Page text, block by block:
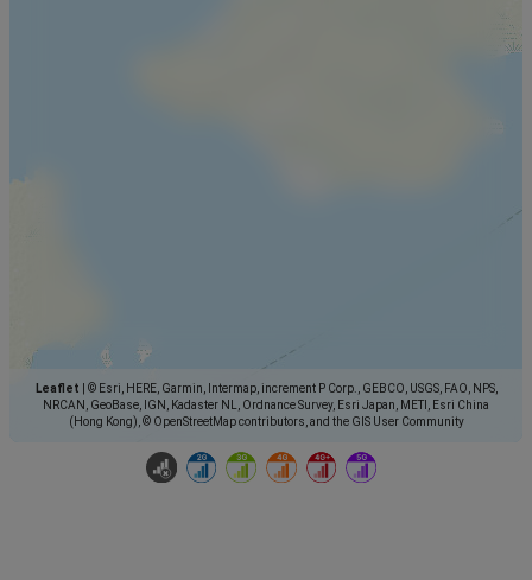
Leaflet
© Esri, HERE, Garmin, Intermap, increment P Corp., GEBCO, USGS, FAO, NPS,
NRCAN, GeoBase, IGN, Kadaster NL, Ordnance Survey, Esri Japan, METI, Esri China
(Hong Kong), © OpenStreetMap contributors, and the GIS User Community